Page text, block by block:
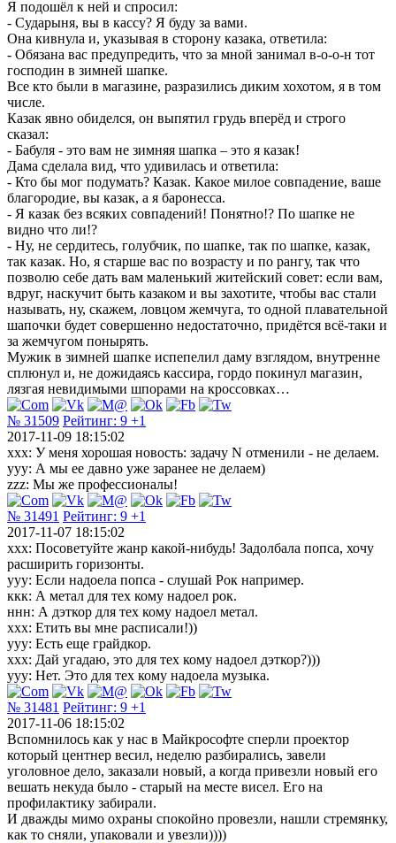
Я подошёл к ней и спросил:
- Сударыня, вы в кассу? Я буду за вами.
Она кивнула и, указывая в сторону казака, ответила:
- Обязана вас предупредить, что за мной занимал в-о-о-н тот
господин в зимней шапке.
Все кто были в магазине, разразились диким хохотом, я в том
числе.
Казак явно обиделся, он выпятил грудь вперёд и строго
сказал:
- Бабуля - это вам не зимняя шапка – это я казак!
Дама сделала вид, что удивилась и ответила:
- Кто бы мог подумать? Казак. Какое милое совпадение, ваше
благородие, вы казак, а я баронесса.
- Я казак без всяких совпадений! Понятно!? По шапке не
видно что ли!?
- Ну, не сердитесь, голубчик, по шапке, так по шапке, казак,
так казак. Но, я старше вас по возрасту и по рангу, так что
позволю себе дать вам маленький житейский совет: если вам,
вдруг, наскучит быть казаком и вы захотите, чтобы вас стали
называть, ну, скажем, ловцом жемчуга, то одной плавательной
шапочки будет совершенно недостаточно, придётся всё-таки и
за жемчугом понырять.
Мужик в зимней шапке испепелил даму взглядом, внутренне
сплюнул и, не дожидаясь кассира, гордо покинул магазин,
лязгая невидимыми шпорами на кроссовках…
№ 31509 Рейтинг: 9 +1
2017-11-09 18:15:02
xxx: У меня хорошая новость: задачу N отменили - не делаем.
yyy: А мы ее давно уже заранее не делаем)
zzz: Мы же профессионалы!
№ 31491 Рейтинг: 9 +1
2017-11-07 18:15:02
ххх: Посоветуйте жанр какой-нибудь! Задолбала попса, хочу
расширить горизонты.
ууу: Если надоела попса - слушай Рок например.
ккк: А метал для тех кому надоел рок.
ннн: А дэткор для тех кому надоел метал.
ххх: Етить вы мне расписали!))
yyy: Есть еще грайдкор.
ххх: Дай угадаю, это для тех кому надоел дэткор?)))
ууу: Нет. Это для тех кому надоела музыка.
№ 31481 Рейтинг: 9 +1
2017-11-06 18:15:02
Bспомнилось как у нас в Майкрософте сперли проектор
который центнер весил, неделю разбирались, завели
уголовное дело, заказали новый, а когда привезли новый его
вешать некуда было - старый на месте висел. Его на
профилактику забирали.
И дважды мимо охраны спокойно провезли, нашли стремянку,
как то сняли, упаковали и увезли))))